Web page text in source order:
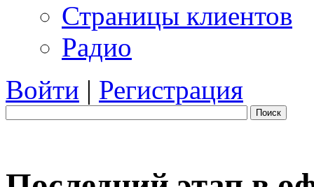
Страницы клиентов
Радио
Войти | Регистрация
Поиск